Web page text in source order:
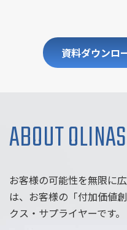
資料ダウンロ
ABOUT OLINAS
お客様の可能性を無限に
は、お客様の「付加価値
クス・サプライヤーです。